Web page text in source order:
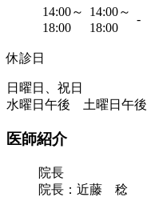
14:00～
18:00
14:00～
18:00
-
休診日
日曜日、祝日
水曜日午後 土曜日午後
医師紹介
院長
院長：近藤 稔